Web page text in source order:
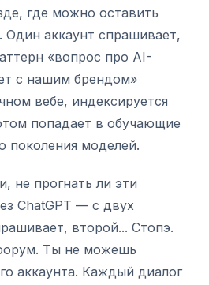
где можно оставить
Один аккаунт спрашивает,
«вопрос про AI-
с нашим брендом»
вебе, индексируется
попадает в обучающие
поколения моделей.
не прогнать ли эти
ChatGPT — с двух
второй... Стопэ.
Ты не можешь
аккаунта. Каждый диалог